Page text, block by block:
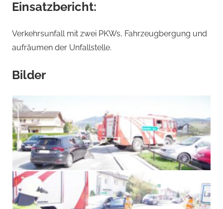
Einsatzbericht:
Verkehrsunfall mit zwei PKWs, Fahrzeugbergung und
aufräumen der Unfallstelle.
Bilder